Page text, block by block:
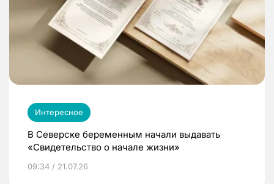
Интересное
В Северске беременным начали выдавать
«Свидетельство о начале жизни»
09:34 / 21.07.26